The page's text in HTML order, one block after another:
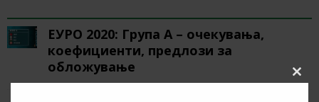
ЕУРО 2020: Група А – очекувања,
коефициенти, предлози за
обложување
Close